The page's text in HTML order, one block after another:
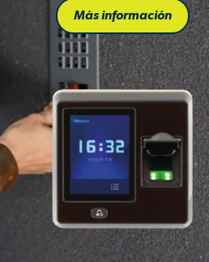
Más información